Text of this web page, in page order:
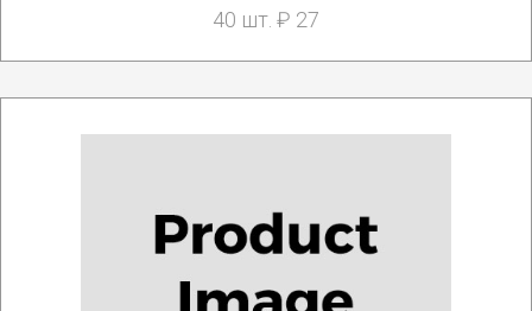
40 шт. ₽ 27